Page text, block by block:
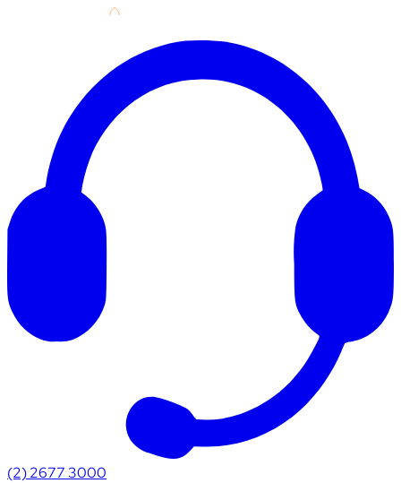
(2) 2677 3000